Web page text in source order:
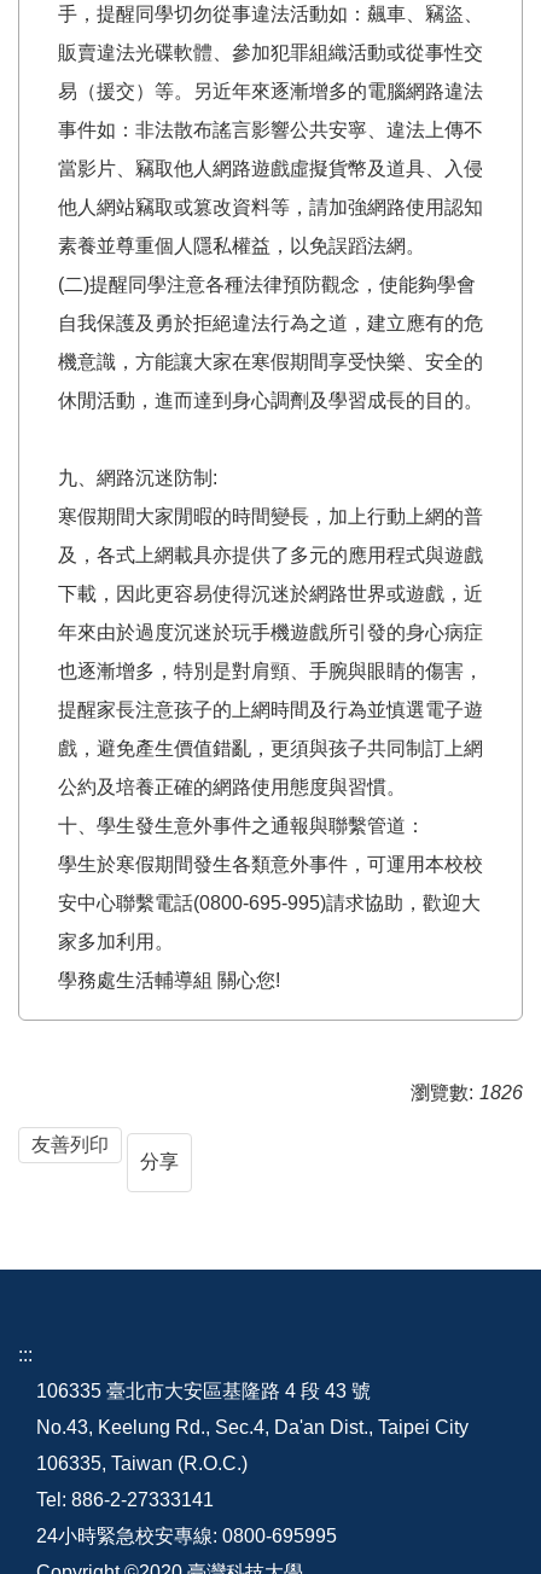
手，提醒同學切勿從事違法活動如：飆車、竊盜、
販賣違法光碟軟體、參加犯罪組織活動或從事性交
易（援交）等。另近年來逐漸增多的電腦網路違法
事件如：非法散布謠言影響公共安寧、違法上傳不
當影片、竊取他人網路遊戲虛擬貨幣及道具、入侵
他人網站竊取或篡改資料等，請加強網路使用認知
素養並尊重個人隱私權益，以免誤蹈法網。
(二)提醒同學注意各種法律預防觀念，使能夠學會
自我保護及勇於拒絕違法行為之道，建立應有的危
機意識，方能讓大家在寒假期間享受快樂、安全的
休閒活動，進而達到身心調劑及學習成長的目的。
九、網路沉迷防制:
寒假期間大家閒暇的時間變長，加上行動上網的普
及，各式上網載具亦提供了多元的應用程式與遊戲
下載，因此更容易使得沉迷於網路世界或遊戲，近
年來由於過度沉迷於玩手機遊戲所引發的身心病症
也逐漸增多，特別是對肩頸、手腕與眼睛的傷害，
提醒家長注意孩子的上網時間及行為並慎選電子遊
戲，避免產生價值錯亂，更須與孩子共同制訂上網
公約及培養正確的網路使用態度與習慣。
十、學生發生意外事件之通報與聯繫管道：
學生於寒假期間發生各類意外事件，可運用本校校
安中心聯繫電話(0800-695-995)請求協助，歡迎大
家多加利用。
學務處生活輔導組 關心您!
瀏覽數: 1826
友善列印
分享
:::
106335 臺北市大安區基隆路 4 段 43 號
No.43, Keelung Rd., Sec.4, Da'an Dist., Taipei City
106335, Taiwan (R.O.C.)
Tel: 886-2-27333141
24小時緊急校安專線: 0800-695995